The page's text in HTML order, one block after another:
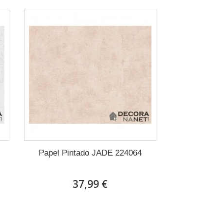
Papel Pintado JADE 224064
37,99 €